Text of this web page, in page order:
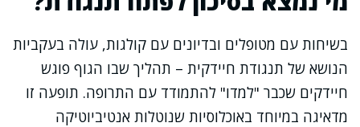
בשיחות עם מטופלים ובדיונים עם קולגות, עולה בעקביות
הנושא של תנגודת חיידקית – תהליך שבו הגוף פוגש
חיידקים שכבר "למדו" להתמודד עם התרופה. תופעה זו
מדאיגה במיוחד באוכלוסיות שנוטלות אנטיביוטיקה